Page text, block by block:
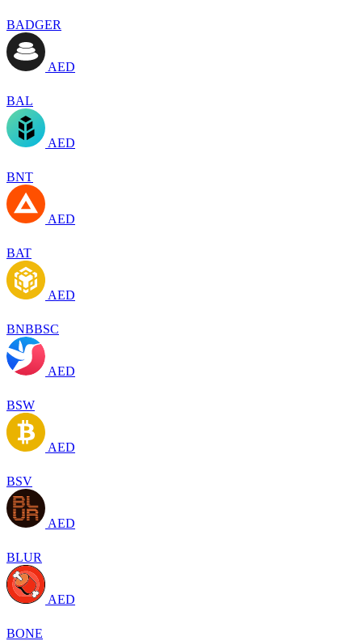
BADGER
AED
BAL
AED
BNT
AED
BAT
AED
BNBBSC
AED
BSW
AED
BSV
AED
BLUR
AED
BONE